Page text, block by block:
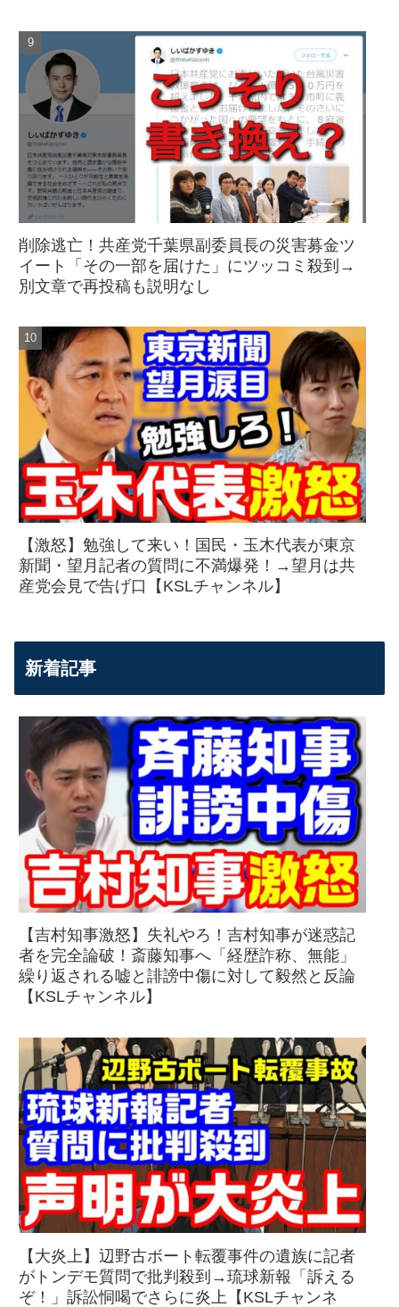
削除逃亡！共産党千葉県副委員長の災害募金ツ
イート「その一部を届けた」にツッコミ殺到→
別文章で再投稿も説明なし
【激怒】勉強して来い！国民・玉木代表が東京
新聞・望月記者の質問に不満爆発！→望月は共
産党会見で告げ口【KSLチャンネル】
新着記事
【吉村知事激怒】失礼やろ！吉村知事が迷惑記
者を完全論破！斎藤知事へ「経歴詐称、無能」
繰り返される嘘と誹謗中傷に対して毅然と反論
【KSLチャンネル】
【大炎上】辺野古ボート転覆事件の遺族に記者
がトンデモ質問で批判殺到→琉球新報「訴える
ぞ！」訴訟恫喝でさらに炎上【KSLチャンネ